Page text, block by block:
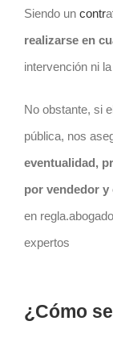
Siendo un contra
realizarse en
intervención ni
No obstante, si
pública, nos
eventualidad,
por vendedor y
en
expertos
¿Cómo